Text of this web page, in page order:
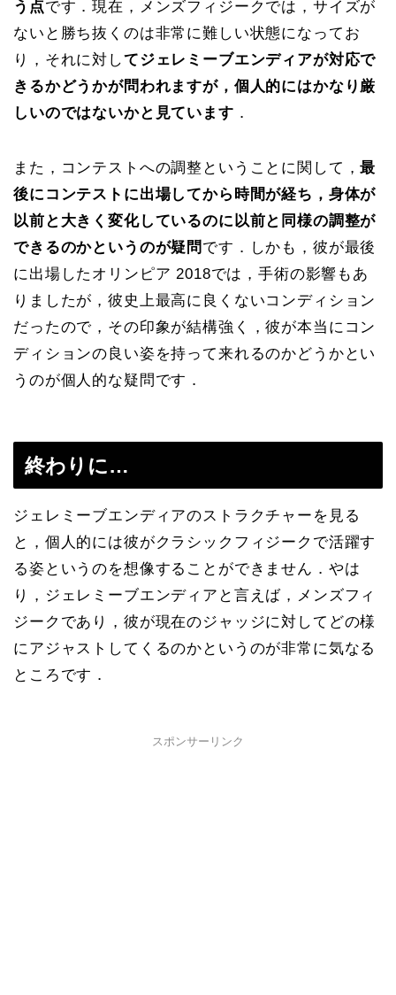
う点です．現在，メンズフィジークでは，サイズが
ないと勝ち抜くのは非常に難しい状態になってお
り，それに対してジェレミーブエンディアが対応で
きるかどうかが問われますが，個人的にはかなり厳
しいのではないかと見ています ．
また，コンテストへの調整ということに関して，最
後にコンテストに出場してから時間が経ち，身体が
以前と大きく変化しているのに以前と同様の調整が
できるのかというのが疑問 です．しかも，彼が最後
に出場したオリンピア 2018では，手術の影響もあ
りましたが，彼史上最高に良くないコンディション
だったので，その印象が結構強く，彼が本当にコン
ディションの良い姿を持って来れるのかどうかとい
うのが個人的な疑問です．
終わりに…
ジェレミーブエンディアのストラクチャーを見る
と，個人的には彼がクラシックフィジークで活躍す
る姿というのを想像することができません．やは
り，ジェレミーブエンディアと言えば，メンズフィ
ジークであり，彼が現在のジャッジに対してどの様
にアジャストしてくるのかというのが非常に気なる
ところです．
スポンサーリンク